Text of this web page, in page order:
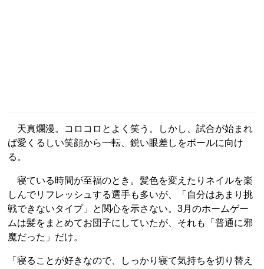
天真爛漫。コロコロとよく笑う。しかし、試合が始まれ
ば愛くるしい笑顔から一転、鋭い眼差しをボールに向け
る。
寝ている時間が至福のとき。髪色を変えたりネイルを楽
しんでリフレッシュする選手も多いが、「自分はあまり挑
戦できないタイプ」と関心を示さない。3月のホームゲー
ムは髪をまとめてお団子にしていたが、それも「普通に邪
魔だった」だけ。
「寝ることが好きなので、しっかり寝て気持ちを切り替え